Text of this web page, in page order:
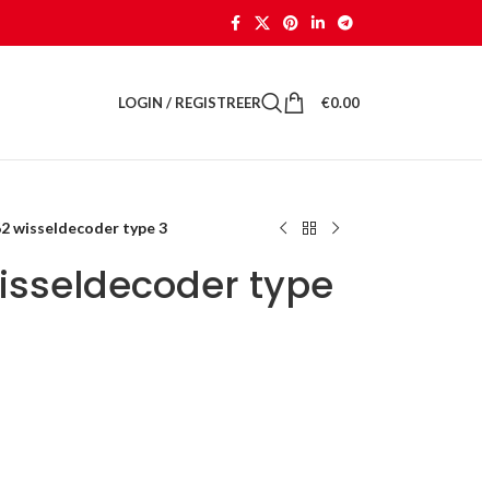
LOGIN / REGISTREER €0.00
wisseldecoder type 3
type